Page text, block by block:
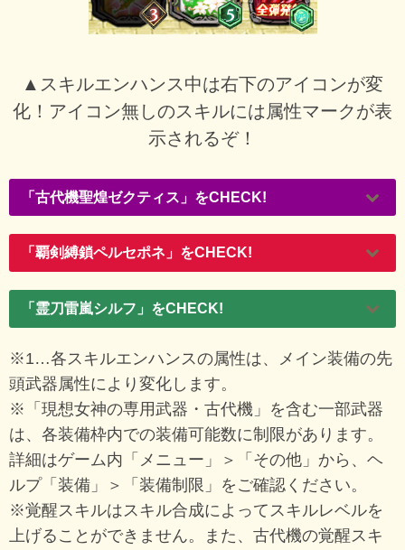
▲スキルエンハンス中は右下のアイコンが変
化！アイコン無しのスキルには属性マークが表
示されるぞ！
「古代機聖煌ゼクティス」をCHECK!
「覇剣縛鎖ペルセポネ」をCHECK!
「霊刀雷嵐シルフ」をCHECK!
※1…各スキルエンハンスの属性は、メイン装備の先
頭武器属性により変化します。
※「現想女神の専用武器・古代機」を含む一部武器
は、各装備枠内での装備可能数に制限があります。
詳細はゲーム内「メニュー」＞「その他」から、ヘ
ルプ「装備」＞「装備制限」をご確認ください。
※覚醒スキルはスキル合成によってスキルレベルを
上げることができません。また、古代機の覚醒スキ